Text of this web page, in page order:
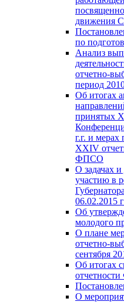
движения
по
Анализ
отчетно-
период
Об итогах
принятых
г.г. и
XXIV
ФПСО
О задачах
участию в
06.02.2015
Об
молодого
О плане
отчетно-
сентября
Об итогах
О